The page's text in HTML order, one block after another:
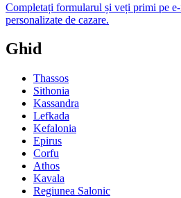
Completați formularul și veți primi pe
personalizate de cazare.
Ghid
Thassos
Sithonia
Kassandra
Lefkada
Kefalonia
Epirus
Corfu
Athos
Kavala
Regiunea Salonic